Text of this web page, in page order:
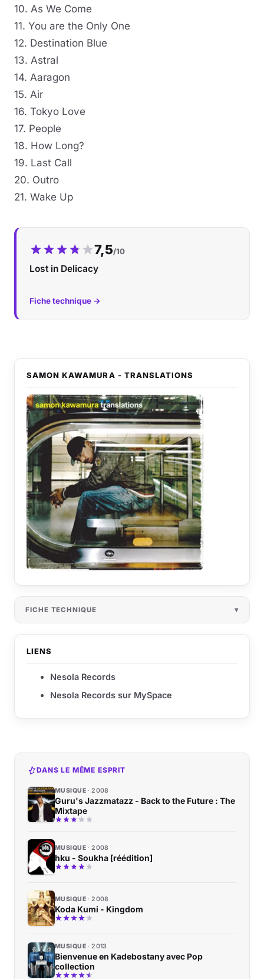
10. As We Come
11. You are the Only One
12. Destination Blue
13. Astral
14. Aaragon
15. Air
16. Tokyo Love
17. People
18. How Long?
19. Last Call
20. Outro
21. Wake Up
Notre note :
7,5/10
Lost in Delicacy
Fiche technique →
SAMON KAWAMURA - TRANSLATIONS
FICHE TECHNIQUE
LIENS
Nesola Records
Nesola Records sur MySpace
DANS LE MÊME ESPRIT
MUSIQUE 2008
Guru's Jazzmatazz - Back to the Future : The
Mixtape
MUSIQUE 2008
hku - Soukha [réédition]
MUSIQUE 2008
Koda Kumi - Kingdom
MUSIQUE 2013
Bienvenue en Kadebostany avec Pop
collection